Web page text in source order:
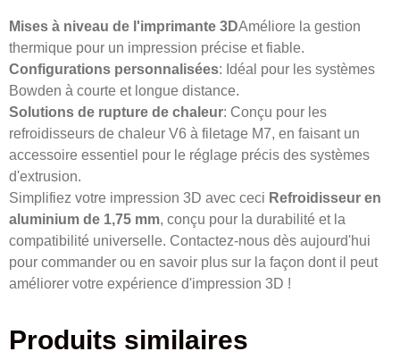
Mises à niveau de l'imprimante 3DAméliore la gestion
thermique pour un impression précise et fiable.
Configurations personnalisées: Idéal pour les systèmes
Bowden à courte et longue distance.
Solutions de rupture de chaleur: Conçu pour les
refroidisseurs de chaleur V6 à filetage M7, en faisant un
accessoire essentiel pour le réglage précis des systèmes
d'extrusion.
Simplifiez votre impression 3D avec ceci Refroidisseur en
aluminium de 1,75 mm, conçu pour la durabilité et la
compatibilité universelle. Contactez-nous dès aujourd'hui
pour commander ou en savoir plus sur la façon dont il peut
améliorer votre expérience d'impression 3D !
Produits similaires